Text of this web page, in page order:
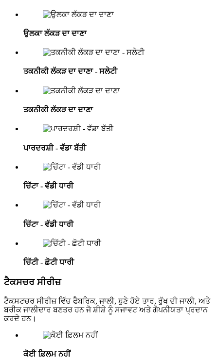
ਉਲਕਾ ਲੱਕੜ ਦਾ ਦਾਣਾ
ਤਕਨੀਕੀ ਲੱਕੜ ਦਾ ਦਾਣਾ - ਸਲੇਟੀ
ਤਕਨੀਕੀ ਲੱਕੜ ਦਾ ਦਾਣਾ
ਪਾਰਦਰਸ਼ੀ - ਵੱਡਾ ਬੱਤੀ
ਚਿੱਟਾ - ਵੱਡੀ ਧਾਰੀ
ਚਿੱਟਾ - ਵੱਡੀ ਧਾਰੀ
ਚਿੱਟੀ - ਛੋਟੀ ਧਾਰੀ
ਟੈਕਸਚਰ ਸੀਰੀਜ਼
ਟੈਕਸਟਚਰ ਸੀਰੀਜ਼ ਵਿੱਚ ਫੈਬਰਿਕ, ਜਾਲੀ, ਬੁਣੇ ਹੋਏ ਤਾਰ, ਰੁੱਖ ਦੀ ਜਾਲੀ, ਅਤੇ
ਬਰੀਕ ਜਾਲੀਦਾਰ ਬਣਤਰ ਹਨ ਜੋ ਸ਼ੀਸ਼ੇ ਨੂੰ ਸਜਾਵਟ ਅਤੇ ਗੋਪਨੀਯਤਾ ਪ੍ਰਦਾਨ
ਕਰਦੇ ਹਨ।
ਕੋਈ ਫ਼ਿਲਮ ਨਹੀਂ